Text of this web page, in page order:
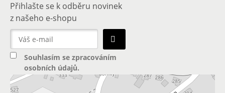
Přihlašte se k odběru novinek
z našeho e-shopu
Souhlasím se zpracováním
osobních údajů.